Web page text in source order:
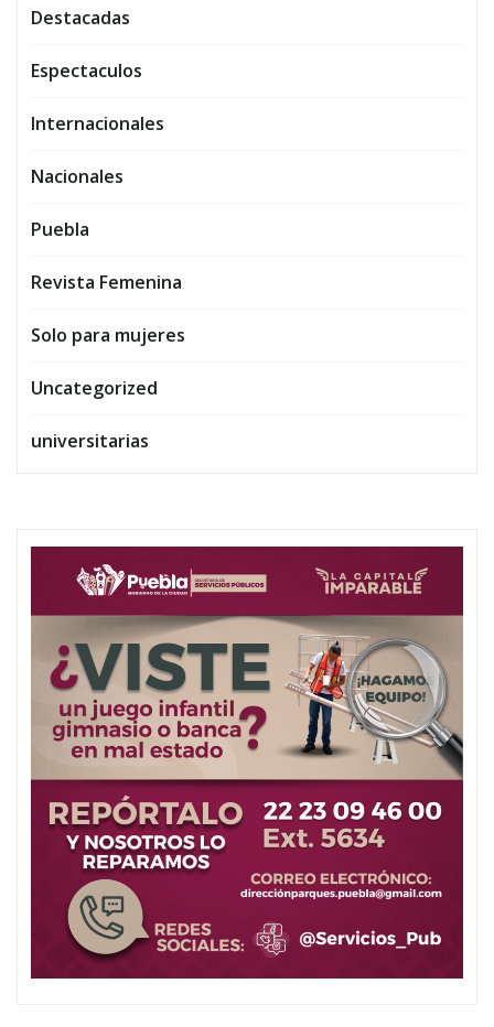
Destacadas
Espectaculos
Internacionales
Nacionales
Puebla
Revista Femenina
Solo para mujeres
Uncategorized
universitarias